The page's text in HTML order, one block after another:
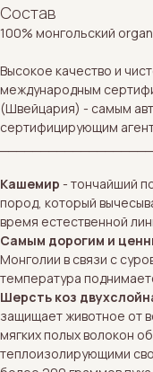
Состав
100% монгольский
Высокое качество и
международным
(Швейцария) - самым
сертифицирующим
Кашемир - тончайший
пород, который
время естественной
Самым дорогим и
Монголии в связи с
температура
Шерсть коз
защищает животное от
мягких полых волокон
теплоизолирующими